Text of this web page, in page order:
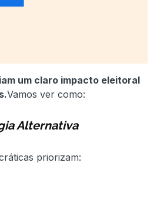
um claro impacto eleitoral
Vamos ver como:
Alternativa
priorizam: